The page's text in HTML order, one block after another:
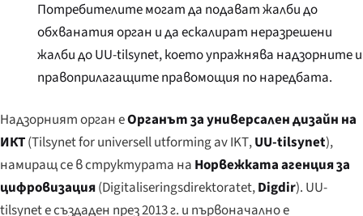
Потребителите могат да подават жалби до
обхванатия орган и да ескалират неразрешени
жалби до UU-tilsynet, което упражнява надзорните и
правоприлагащите правомощия по наредбата.
Надзорният орган еОрганът за универсален дизайн на
ИКТ(Tilsynet for universell utforming av IKT,UU-tilsynet),
намиращ се в структурата на Норвежката агенция за
цифровизация(Digitaliseringsdirektoratet,Digdir). UU-
tilsynet е създаден през 2013 г. и първоначално е